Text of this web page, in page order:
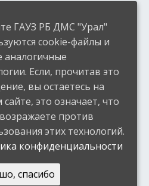
ГАУЗ РБ ДМС "Урал"
cookie-файлы и
аналогичные
Если, прочитав это
вы остаетесь на
это означает, что
против
этих технологий.
конфиденциальности
спасибо